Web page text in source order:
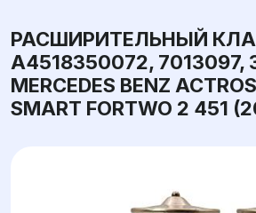
РАСШИРИТЕЛЬНЫЙ
A4518350072, 7013097,
MERCEDES BENZ
SMART FORTWO 2 451